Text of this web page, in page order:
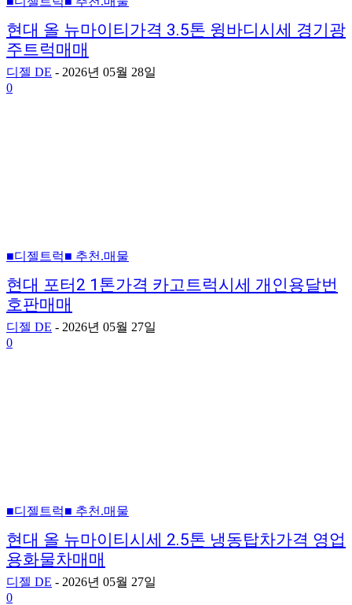
현대 올 뉴마이티가격 3.5톤 윙바디시세 경기광
주트럭매매
디젤 DE - 2026년 05월 28일
0
■디젤트럭■ 추천.매물
현대 포터2 1톤가격 카고트럭시세 개인용달번
호판매매
디젤 DE - 2026년 05월 27일
0
■디젤트럭■ 추천.매물
현대 올 뉴마이티시세 2.5톤 냉동탑차가격 영업
용화물차매매
디젤 DE - 2026년 05월 27일
0